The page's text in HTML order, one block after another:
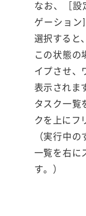
なお、［
ゲーション
選択すると
この状態の
イプさせ、
表示されま
タスク一覧
クを上にフ
（実行中
一覧を右に
す。）